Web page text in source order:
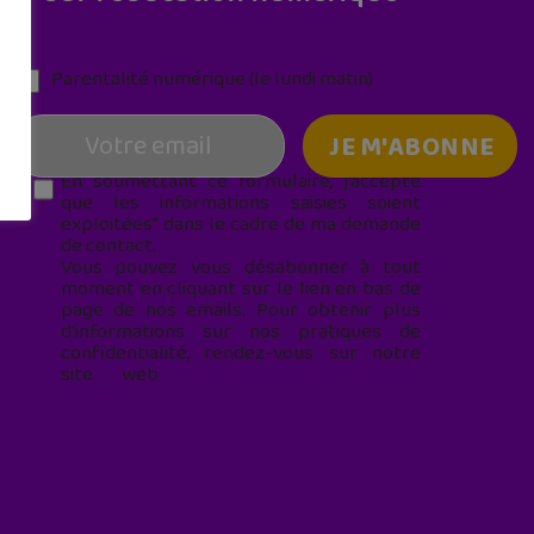
Parentalité numérique (le lundi matin)
En soumettant ce formulaire, j’accepte
que les informations saisies soient
exploitées* dans le cadre de ma demande
de contact.
Vous pouvez vous désabonner à tout
moment en cliquant sur le lien en bas de
page de nos emails. Pour obtenir plus
d'informations sur nos pratiques de
confidentialité, rendez-vous sur notre
site web